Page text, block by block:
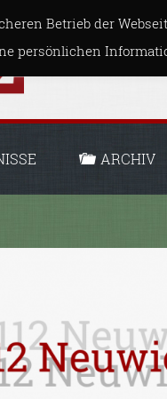
ARCHIV
Betrieb der
persönlichen